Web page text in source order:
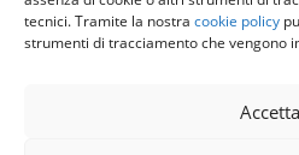
tecnici. Tramite la nostra cookie policy
strumenti di tracciamento che vengono
Accetta
SERVIZI